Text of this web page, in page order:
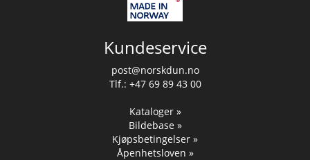
Kundeservice
post@norskdun.no
Tlf.: +47 69 89 43 00
Kataloger »
Bildebase »
Kjøpsbetingelser »
Åpenhetsloven »